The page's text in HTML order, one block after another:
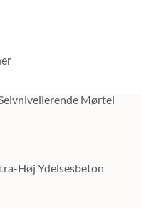
Mørtel
Høj Ydelsesbeton